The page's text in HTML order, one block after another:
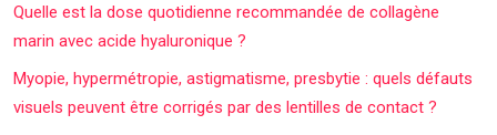
Quelle est la dose quotidienne recommandée de collagène
marin avec acide hyaluronique ?
Myopie, hypermétropie, astigmatisme, presbytie : quels défauts
visuels peuvent être corrigés par des lentilles de contact ?